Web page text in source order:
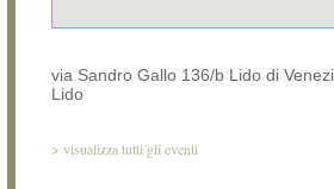
via Sandro Gallo 136/b Lido di
Lido
> visualizza tutti gli eventi